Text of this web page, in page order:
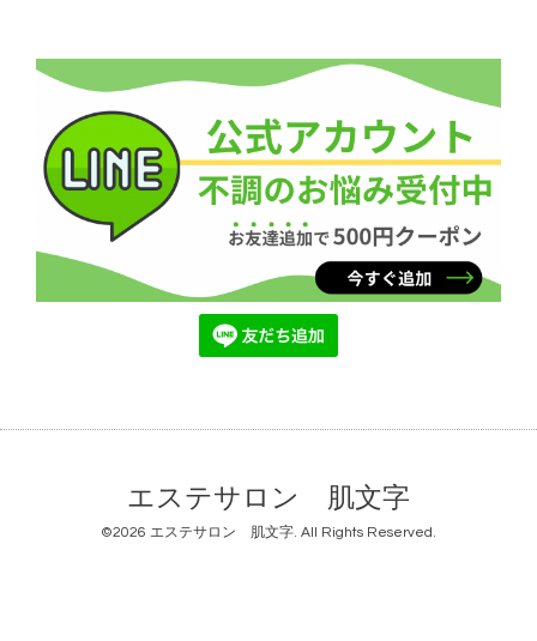
エステサロン 肌文字
©2026 エステサロン 肌文字. All Rights Reserved.